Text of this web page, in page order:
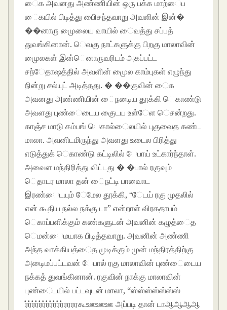
ைக அவனது அண்ணியின் ஒரு பக்க மாற்ைப
ைகயில் பிடித்து பிைசந்தவாறு அவளின் இன்�
��னாரு முைலைய வாயில் ைவத்து சப்பத்
துவங்கினான். ெவகு நாட்களுக்கு பிறகு மாலாவின்
முைலகள் இன்ெனாருவரிடம் அகப்பட்ட
சந்ேதாஷத்தில் அவளின் முைல காம்புகள் எழுந்து
நின்று சல்யுட் அடித்தது. � ��குவின் ைக
அவனது அண்ணியின் ைநடிைய தூக்கி ெகாண்டு
அவளது புண்ைடைய குைடய உள்ேள ெசன்றது.
காஞ்ச மாடு கம்பங் ெகால்ைலயில் புகுவைத கண்ட
மாலா. அவனிடமிருந்து அவளது உடைல பிரித்து
எடுத்துக் ெகாண்டு கட்டிலில் ேபாய் உட்கார்ந்தாள்.
அவைள மந்திரித்து விட்டது � �பால் ரகுவும்
ெதாடர மாலா தன் ைநட்டி பாவாைட
இரண்ைடயும் ேமேல தூக்கி, “ேடய் ரகு முதலில்
என் கூதிய நல்ல நக்கு டா” என்றாள் விரகதாபம்
ெகாப்பளிக்கும் கண்களுடன் அவனின் கழுத்ைத
ெமன்ைமயாக பிடித்தவாறு. அவனின் அண்ணி
அந்த வாக்கியத்ைத முடிக்கும் முன் மந்திரத்திற்கு
அடிைமப்பட்டவன் ேபால் ரகு மாலாவின் புண்ைடைய
நக்கத் துவங்கினான். ரகுவின் நாக்கு மாலாவின்
புண்ைடயில் பட்டவுடன் மாலா, “ஸ்ஸ்ஸ்ஸ்ஸ்ஸ்ஸ்
ர்ர்ர்ர்ர்ர்ர்ர்ர்ர்ர்ரரரரகூஊஊஊ அப்படி தான் டாஆஆஆஆ